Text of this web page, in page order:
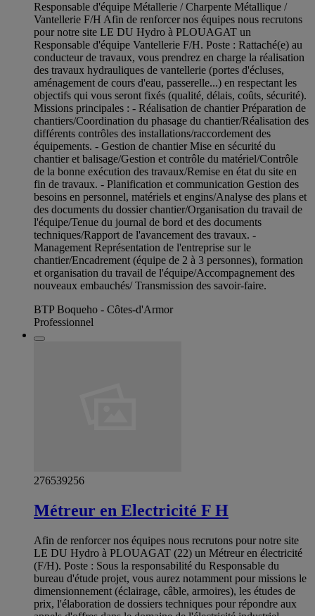
Responsable d'équipe Métallerie / Charpente Métallique /
Vantellerie F/H Afin de renforcer nos équipes nous recrutons
pour notre site LE DU Hydro à PLOUAGAT un
Responsable d'équipe Vantellerie F/H. Poste : Rattaché(e) au
conducteur de travaux, vous prendrez en charge la réalisation
des travaux hydrauliques de vantellerie (portes d'écluses,
aménagement de cours d'eau, passerelle...) en respectant les
objectifs qui vous seront fixés (qualité, délais, coûts, sécurité).
Missions principales : - Réalisation de chantier Préparation de
chantiers/Coordination du phasage du chantier/Réalisation des
différents contrôles des installations/raccordement des
équipements. - Gestion de chantier Mise en sécurité du
chantier et balisage/Gestion et contrôle du matériel/Contrôle
de la bonne exécution des travaux/Remise en état du site en
fin de travaux. - Planification et communication Gestion des
besoins en personnel, matériels et engins/Analyse des plans et
des documents du dossier chantier/Organisation du travail de
l'équipe/Tenue du journal de bord et des documents
techniques/Rapport de l'avancement des travaux. -
Management Représentation de l'entreprise sur le
chantier/Encadrement (équipe de 2 à 3 personnes), formation
et organisation du travail de l'équipe/Accompagnement des
nouveaux embauchés/ Transmission des savoir-faire.
BTP Boqueho - Côtes-d'Armor
Professionnel
276539256
Métreur en Electricité F H
Afin de renforcer nos équipes nous recrutons pour notre site
LE DU Hydro à PLOUAGAT (22) un Métreur en électricité
(F/H). Poste : Sous la responsabilité du Responsable du
bureau d'étude projet, vous aurez notamment pour missions le
dimensionnement (éclairage, câble, armoires), les études de
prix, l'élaboration de dossiers techniques pour répondre aux